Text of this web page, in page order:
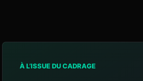
À L’ISSUE DU CADRAGE